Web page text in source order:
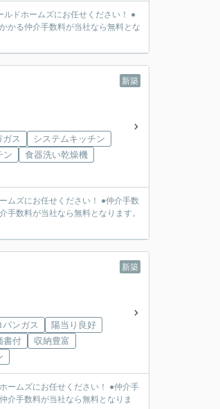
ホームズにお任せください！ ●
かる仲介手数料が当社なら無料とな
新築
ガス
システムキッチン
ン
食器洗い乾燥機
任せください！ ●仲介手数
数料が当社なら無料となります。
新築
パンガス
陽当り良好
書付
収納豊富
にお任せください！ ●仲介手
介手数料が当社なら無料となりま